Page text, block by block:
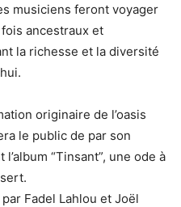
musiciens feront voyager
ancestraux et
la richesse et la diversité
originaire de l’oasis
le public de par son
“Tinsant”, une ode à
Fadel Lahlou et Joël